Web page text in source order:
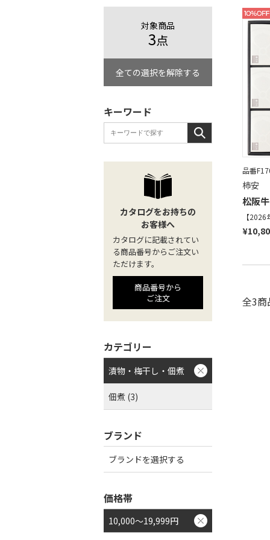
品番
柿安
松阪
【
全3商
対象商品
3点
全ての選択を解除する
キーワード
カタログをお持ちの
お客様へ
カタログに記載されてい
る商品番号からご注文い
ただけます。
商品番号から
ご注文
カテゴリー
漬物・梅干し・佃煮
佃煮 (3)
ブランド
ブランドを選択する
価格帯
10,000～19,999円